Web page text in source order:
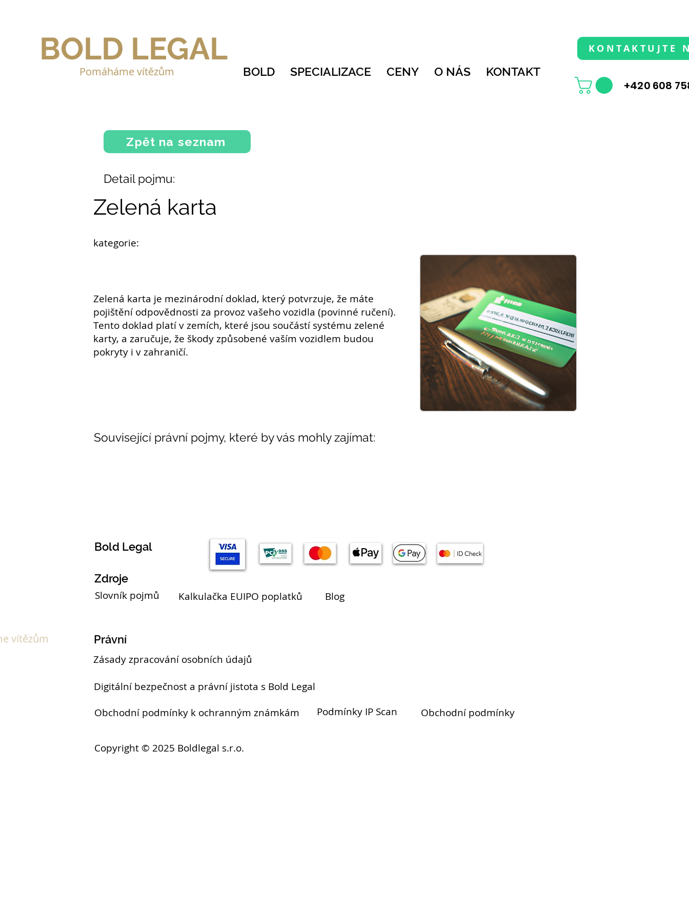
BOLD SPECIALIZACE CENY O NÁS KONTAKT
BOLD LEGAL
Pomáháme vítězům
KONTAKTUJTE
+420 608
Zpět na seznam
Detail pojmu:
Zelená karta
kategorie:
Zelená karta je mezinárodní doklad, který potvrzuje, že máte
pojištění odpovědnosti za provoz vašeho vozidla (povinné ručení).
Tento doklad platí v zemích, které jsou součástí systému zelené
karty, a zaručuje, že škody způsobené vaším vozidlem budou
pokryty i v zahraničí.
Související právní pojmy, které by vás mohly zajímat:
Bold Legal
Zdroje
vítězům
Slovník pojmů Kalkulačka EUIPO poplatků Blog
Právní
Zásady zpracování osobních údajů
Digitální bezpečnost a právní jistota s Bold Legal
Obchodní podmínky k ochranným známkám
Podmínky IP Scan Obchodní podmínky
Copyright © 2025 Boldlegal s.r.o.